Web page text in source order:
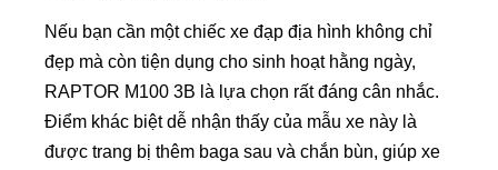
Nếu bạn cần một chiếc xe đạp địa hình không chỉ
đẹp mà còn tiện dụng cho sinh hoạt hằng ngày,
RAPTOR M100 3B là lựa chọn rất đáng cân nhắc.
Điểm khác biệt dễ nhận thấy của mẫu xe này là
được trang bị thêm baga sau và chắn bùn, giúp xe